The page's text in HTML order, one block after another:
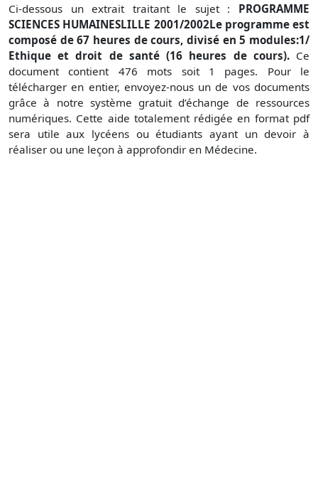
Ci-dessous un extrait traitant le sujet : PROGRAMME
SCIENCES HUMAINESLILLE 2001/2002Le programme est
composé de 67 heures de cours, divisé en 5 modules:1/
Ethique et droit de santé (16 heures de cours).Ce
document contient 476 mots soit 1 pages. Pour le
télécharger en entier, envoyez-nous un de vos documents
grâce à notre système gratuit d’échange de ressources
numériques. Cette aide totalement rédigée en format pdf
sera utile aux lycéens ou étudiants ayant un devoir à
réaliser ou une leçon à approfondir en Médecine.